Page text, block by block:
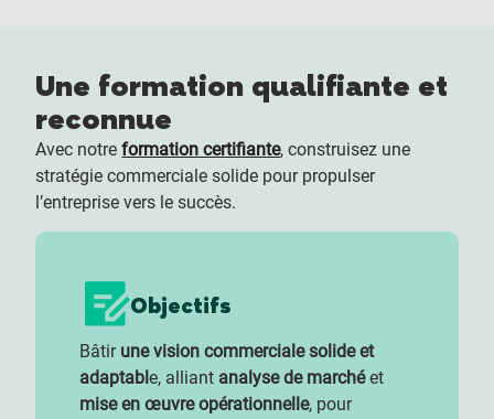
Une formation qualifiante et
reconnue
Avec notreformation certifiante, construisez une
stratégie commerciale solide pour propulser
l’entreprise vers le succès.
Objectifs
Bâtir une vision commerciale solide et
adaptable, alliant analyse de marchéet
mise en œuvre opérationnelle, pour